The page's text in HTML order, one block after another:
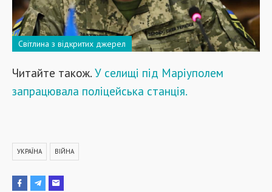
Світлина з відкритих джерел
Читайте також. У селищі під Маріуполем
запрацювала поліцейська станція.
УКРАЇНА ВІЙНА